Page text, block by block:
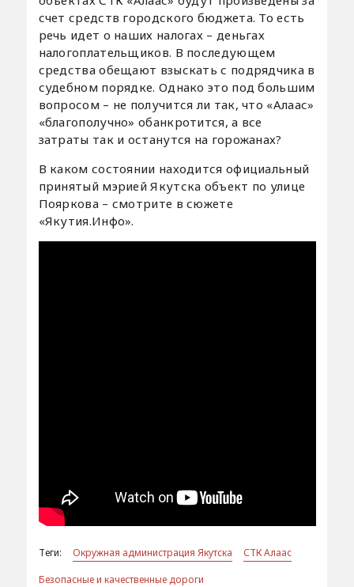
счет средств городского бюджета. То есть
речь идет о наших налогах – деньгах
налогоплательщиков. В последующем
средства обещают взыскать с подрядчика в
судебном порядке. Однако это под большим
вопросом – не получится ли так, что «Алаас»
«благополучно» обанкротится, а все
затраты так и останутся на горожанах?
В каком состоянии находится официальный
принятый мэрией Якутска объект по улице
Пояркова – смотрите в сюжете
«Якутия.Инфо».
Теги: Окружная администрация Якутска
СТК Алаас
Безопасные и качественные дороги